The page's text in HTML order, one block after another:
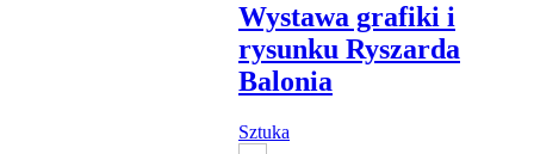
Wystawa grafiki i
rysunku Ryszarda
Balonia
Sztuka